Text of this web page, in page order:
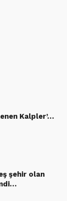
Kalpler’…
şehir olan